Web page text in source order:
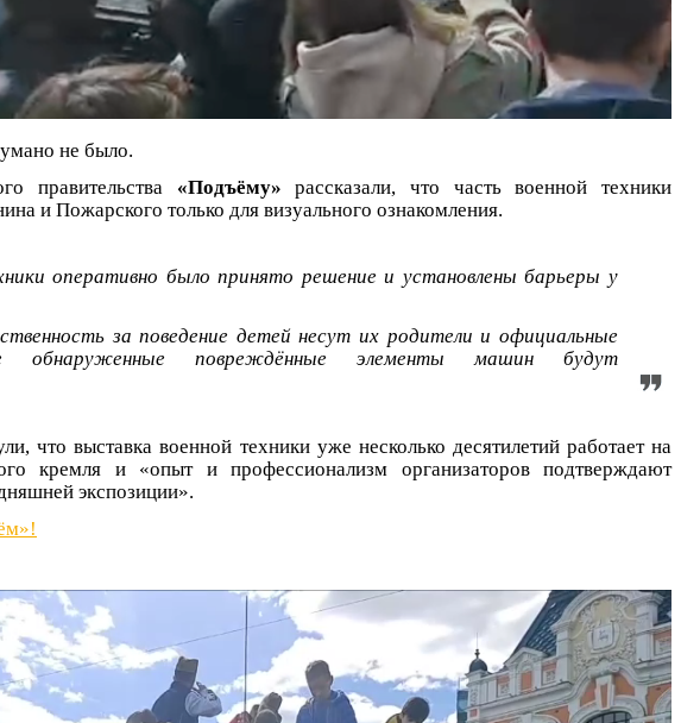
не было.
правительства «Подъёму» рассказали, что часть военной техники
и Пожарского только для визуального ознакомления.
оперативно было принято решение и установлены барьеры у
за поведение детей несут их родители и официальные
обнаруженные повреждённые элементы машин будут
что выставка военной техники уже несколько десятилетий работает на
кремля и «опыт и профессионализм организаторов подтверждают
экспозиции».